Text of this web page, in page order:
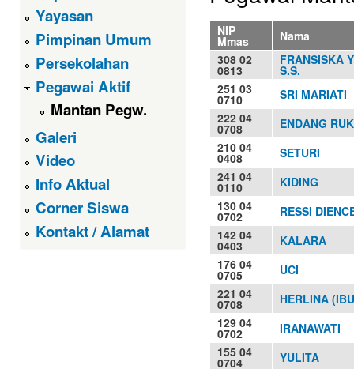
Yayasan
Pimpinan Umum
Persekolahan
Pegawai Aktif
Mantan Pegw.
Galeri
Video
Info Aktual
Corner Siswa
Kontakt / Alamat
NIP
Mmas
Nama
308 02
0813
FRANSISKA
S.S.
251 03
0710
SRI MARIATI
222 04
0708
ENDANG
210 04
0408
SETURI
241 04
0110
KIDING
130 04
0702
RESSI
142 04
0403
KALARA
176 04
0705
UCI
221 04
0708
HERLINA
129 04
0702
IRANAWATI
155 04
0704
YULITA